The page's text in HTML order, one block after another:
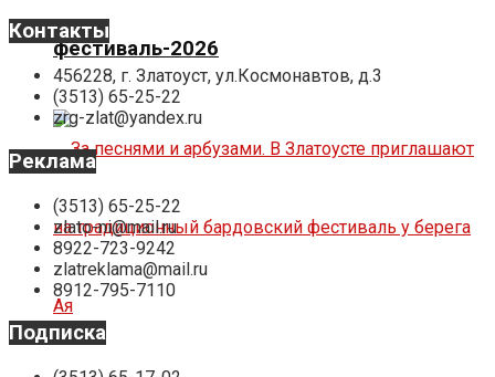
фестиваль-2026
Контакты
456228, г. Златоуст, ул.Космонавтов, д.3
(3513) 65-25-22
zrg-zlat@yandex.ru
Реклама
(3513) 65-25-22
zlato-ni@mail.ru
8922-723-9242
zlatreklama@mail.ru
8912-795-7110
Подписка